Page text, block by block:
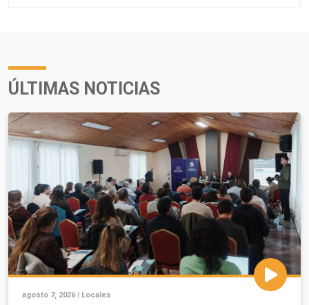
ÚLTIMAS NOTICIAS
agosto 7, 2026 | Locales